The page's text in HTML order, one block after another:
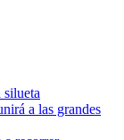
a las grandes